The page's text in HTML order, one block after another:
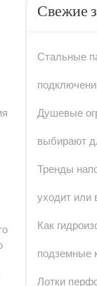
Свежие
Стальные
Душевые
выбирают
Тренды
уходит или
Как
подземные
Лотки